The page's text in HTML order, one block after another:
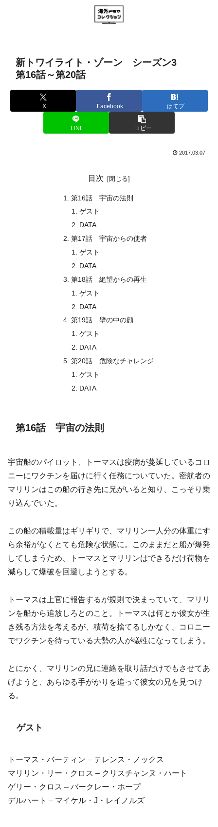
新トワイライト・ゾーン シーズン3
第16話～第20話
X Facebook はてブ
LINE コピー
2017.03.07
目次
第16話 宇宙の法則
ゲスト
DATA
第17話 宇宙からの使者
ゲスト
DATA
第18話 絶望からの再生
ゲスト
DATA
第19話 壁の中の顔
ゲスト
DATA
第20話 危険なチャレンジ
ゲスト
DATA
第16話 宇宙の法則
宇宙船のパイロット、トーマスは疫病が蔓延しているコロ
ニーにワクチンを届けに行く任務についていた。密航者の
マリリンはこの船の行き先に兄がいると知り、こっそり乗
り込んでいた。
この船の積載量はギリギリで、マリリン一人分の体重にす
ら余裕がなくとても危険な状態に。このままだと船が爆発
してしまうため、トーマスとマリリンはできるだけ荷物を
減らして爆破を回避しようとする。
トーマスは上官に報告するが規則で決まっていて、マリリ
ンを船から追放しろとのこと。トーマスは何とか彼女が生
き残る方法を考えるが、積荷を捨てるしかなく、コロニー
でワクチンを待っている大勢の人が犠牲になってしまう。
とにかく、マリリンの兄に連絡を取り話だけでもさせてあ
げようと、あらゆる手がかりを追って彼女の兄を見つけ
る。
ゲスト
トーマス・バーティン – テレンス・ノックス
マリリン・リー・クロス – クリスチャンヌ・ハート
ゲリー・クロス – バークレー・ホープ
デルハート – マイケル・J・レイノルズ